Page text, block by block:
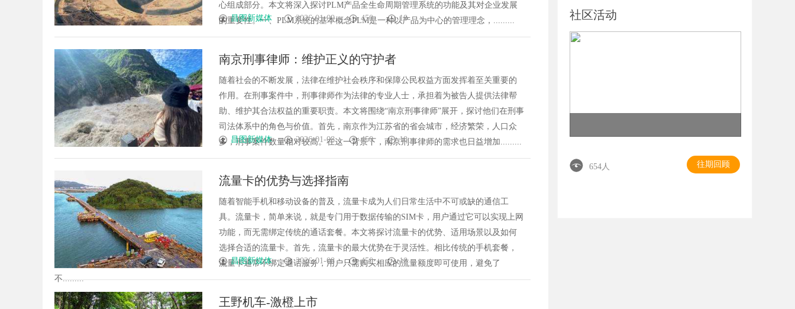
心组成部分。本文将深入探讨PLM产品全生命周期管理系统的功能及其对企业发展
的重要性。一、PLM系统的基本概念PLM是一种以产品为中心的管理理念，.........
昌图新媒体 2026-01-09 450 10
南京刑事律师：维护正义的守护者
随着社会的不断发展，法律在维护社会秩序和保障公民权益方面发挥着至关重要的
作用。在刑事案件中，刑事律师作为法律的专业人士，承担着为被告人提供法律帮
助、维护其合法权益的重要职责。本文将围绕“南京刑事律师”展开，探讨他们在刑事
司法体系中的角色与价值。首先，南京作为江苏省的省会城市，经济繁荣，人口众
多，刑事案件数量相对较高。在这一背景下，南京刑事律师的需求也日益增加.........
昌图新媒体 2026-01-08 450 10
流量卡的优势与选择指南
随着智能手机和移动设备的普及，流量卡成为人们日常生活中不可或缺的通信工
具。流量卡，简单来说，就是专门用于数据传输的SIM卡，用户通过它可以实现上网
功能，而无需绑定传统的通话套餐。本文将探讨流量卡的优势、适用场景以及如何
选择合适的流量卡。首先，流量卡的最大优势在于灵活性。相比传统的手机套餐，
流量卡通常不绑定通话服务，用户只需购买相应的流量额度即可使用，避免了
不.........
昌图新媒体 2026-01-08 450 10
王野机车-激橙上市
社区活动
654人 往期回顾